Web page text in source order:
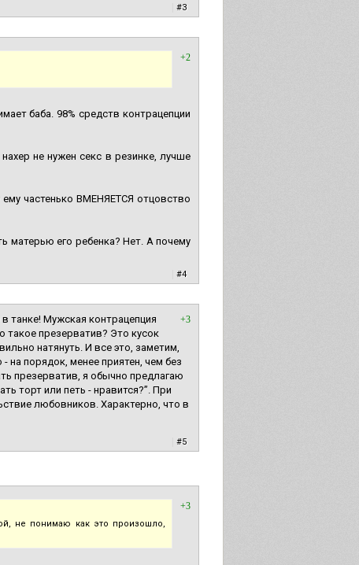
#3
+2
баба. 98% средств контрацепции
не нужен секс в резинке, лучше
частенько ВМЕНЯЕТСЯ отцовство
матерью его ребенка? Нет. А почему
#4
+3
танке! Мужская контрацепция
такое презерватив? Это кусок
натянуть. И все это, заметим,
на порядок, менее приятен, чем без
презерватив, я обычно предлагаю
торт или петь - нравится?”. При
любовников. Характерно, что в
#5
+3
не понимаю как это произошло,